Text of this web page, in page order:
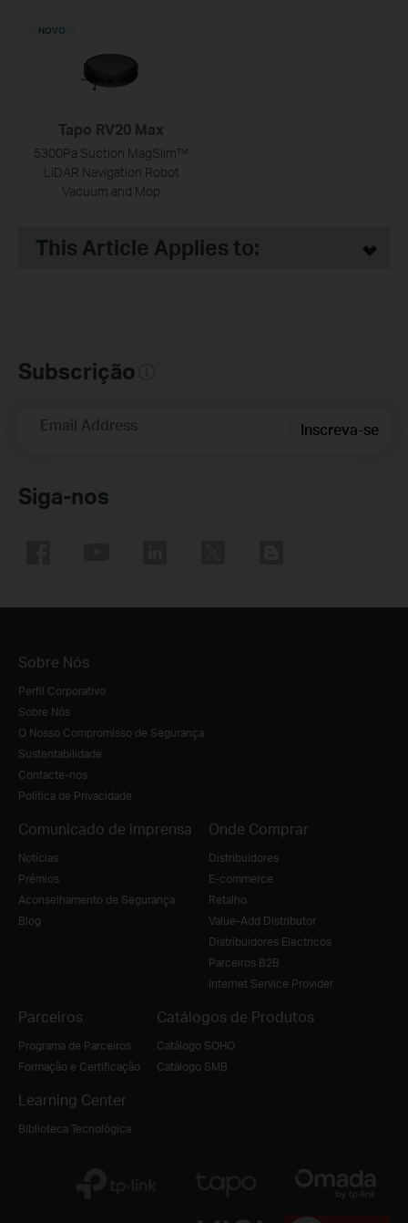
Tapo RV20 Max
5300Pa Suction MagSlim™
LiDAR Navigation Robot
Vacuum and Mop
NOVO
This Article Applies to:
Subscrição
Email Address Inscreva-se
Siga-nos
Sobre Nós
Perfil Corporativo
Sobre Nós
O Nosso Compromisso de Segurança
Sustentabilidade
Contacte-nos
Política de Privacidade
Comunicado de imprensa
Notícias
Prémios
Aconselhamento de Segurança
Blog
Onde Comprar
Distribuidores
E-commerce
Retalho
Value-Add Distributor
Distribuidores Electricos
Parceiros B2B
Internet Service Provider
Parceiros
Programa de Parceiros
Formação e Certificação
Catálogos de Produtos
Catálogo SOHO
Catálogo SMB
Learning Center
Biblioteca Tecnológica